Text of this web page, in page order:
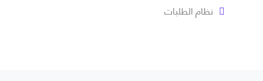
نظام الطلبات